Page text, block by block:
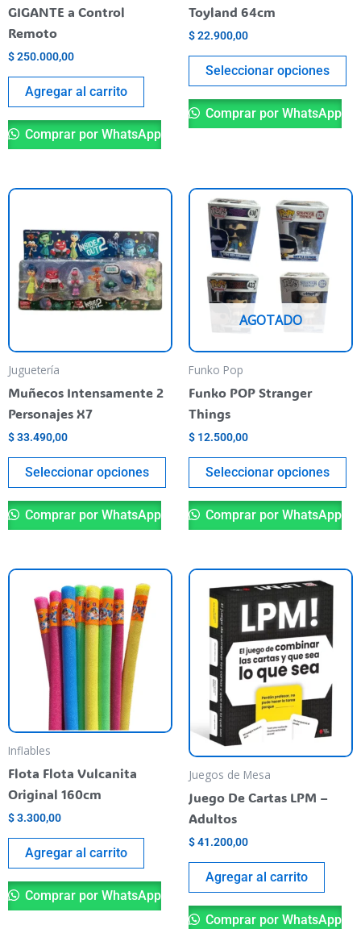
GIGANTE a Control
Remoto
$250.000,00
Agregar al carrito
Comprar por WhatsApp
Toyland 64cm
$22.900,00
Seleccionar opciones
Comprar por WhatsApp
Juguetería
Muñecos Intensamente 2
Personajes X7
$33.490,00
Seleccionar opciones
Este
producto
variantes.
se
pueden
elegir
producto
Comprar por WhatsApp
AGOTADO
Funko Pop
Funko POP Stranger
Things
$ 12.500,00
Seleccionar opciones
se
Comprar por WhatsApp
Inflables
Flota Flota Vulcanita
Original 160cm
$3.300,00
Agregar al carrito
Comprar por WhatsApp
Juegos de Mesa
Juego De Cartas LPM –
Adultos
$41.200,00
Agregar al carrito
Comprar por WhatsApp